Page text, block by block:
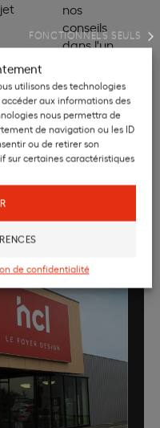
utilisons des technologies
aux informations des
nous permettra de
de navigation ou les ID
ou de retirer son
sur certaines caractéristiques
FONCTIONNELS SEULS
de confidentialité
nos
conseils
dans l'un
magasins
HCL